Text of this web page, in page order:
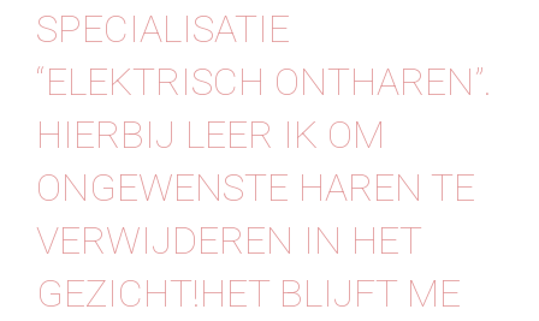
Contact
SPECIALISATIE
“ELEKTRISCH ONTHAREN”.
HIERBIJ LEER IK OM
ONGEWENSTE HAREN TE
VERWIJDEREN IN HET
GEZICHT!HET BLIJFT ME